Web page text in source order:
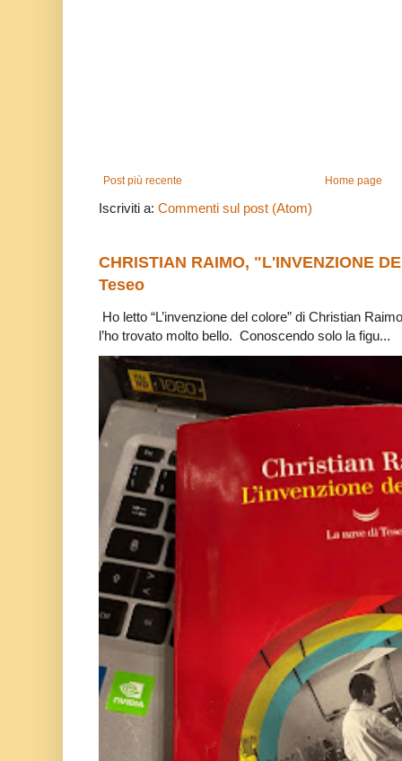
Post più recente Home page
Iscriviti a: Commenti sul post (Atom)
CHRISTIAN RAIMO, "L'INVENZIONE
Teseo
Ho letto “L’invenzione del colore” di Christian
l’ho trovato molto bello. Conoscendo solo la figu...